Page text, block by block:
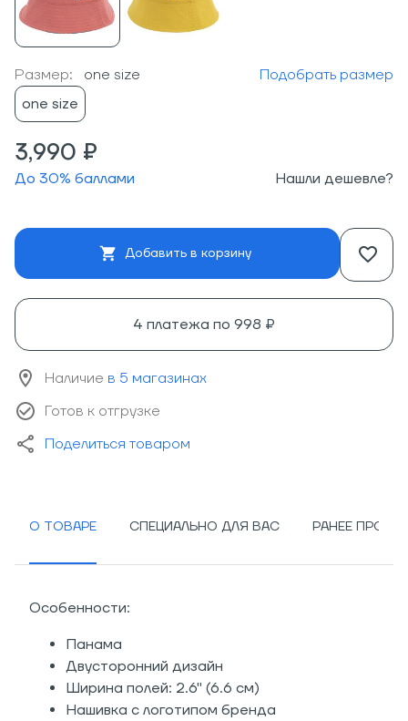
Размер: one size
Подобрать размер
one size
3,990 ₽
До 30% баллами Нашли дешевле?
Добавить в корзину
4 платежа по 998 ₽
Наличие в 5 магазинах
Готов к отгрузке
Поделиться товаром
О ТОВАРЕ СПЕЦИАЛЬНО ДЛЯ ВАС РАНЕЕ
Особенности:
Панама
Двусторонний дизайн
Ширина полей: 2.6" (6.6 см)
Нашивка с логотипом бренда